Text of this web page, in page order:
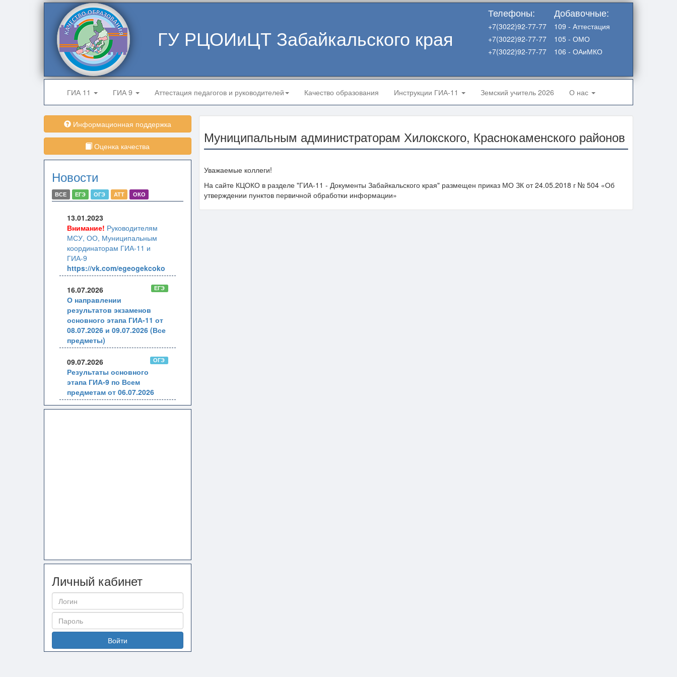
ГУ РЦОИиЦТ Забайкальского края
Добавочные:
109 - Аттестация
105 - ОМО
106 - ОАиМКО
Телефоны:
+7(3022)92-77-77
+7(3022)92-77-77
+7(3022)92-77-77
ГИА 11 ГИА 9 Аттестация педагогов и руководителей Качество образования Инструкции ГИА-11 Земский учитель 2026 О нас
Информационная поддержка
Оценка качества
Новости
ВСЕ ЕГЭ ОГЭ АТТ ОКО
13.01.2023
Внимание! Руководителям
МСУ, ОО, Муниципальным
координаторам ГИА-11 и
ГИА-9
https://vk.com/egeogekcoko
16.07.2026 ЕГЭ
О направлении
результатов экзаменов
основного этапа ГИА-11 от
08.07.2026 и 09.07.2026 (Все
предметы)
09.07.2026 ОГЭ
Результаты основного
этапа ГИА-9 по Всем
предметам от 06.07.2026
Личный кабинет
Войти
Муниципальным администраторам Хилокского, Краснокаменского районов
Уважаемые коллеги!
На сайте КЦОКО в разделе "ГИА-11 - Документы Забайкальского края" размещен приказ МО ЗК от 24.05.2018 г № 504 «Об
утверждении пунктов первичной обработки информации»